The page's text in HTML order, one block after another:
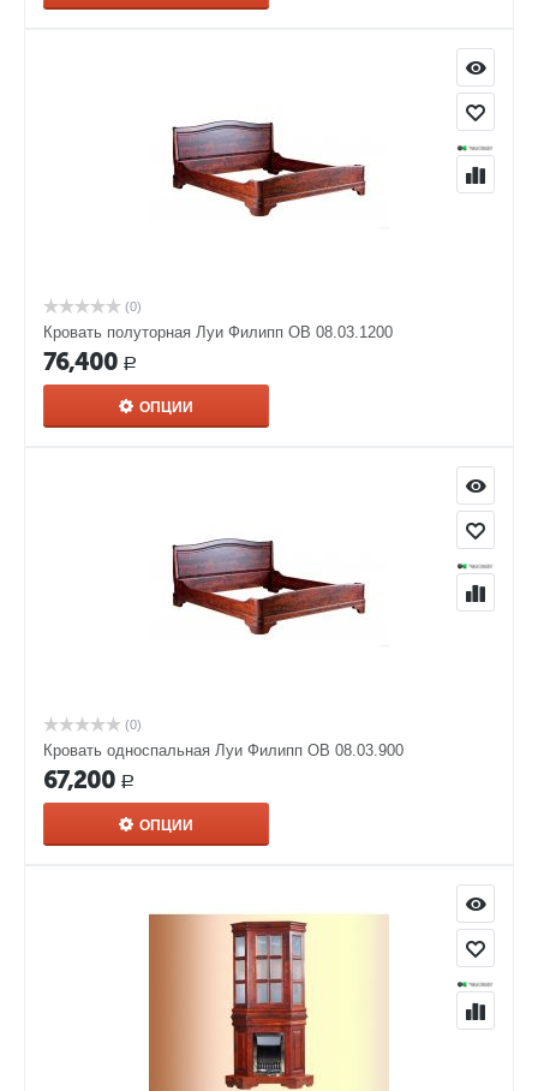
(0)
Кровать полуторная Луи Филипп ОВ 08.03.1200
76,400 Р
ОПЦИИ
(0)
Кровать односпальная Луи Филипп ОВ 08.03.900
67,200 Р
ОПЦИИ